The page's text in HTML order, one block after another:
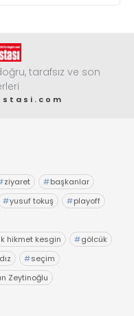
tarafsız ve son
ziyaret #başkanlar
#yusuf tokuş #playoff
hikmet kesgin #gölcük
#seçim
Zeytinoğlu